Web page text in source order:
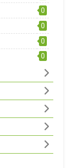
0
0
0
0